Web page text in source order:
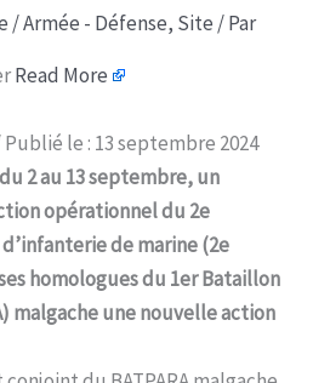
/Armée - Défense, Site / Par
Read More
le : 13 septembre 2024
2 au 13 septembre, un
opérationnel du 2e
de marine (2e
homologues du 1er Bataillon
malgache une nouvelle action